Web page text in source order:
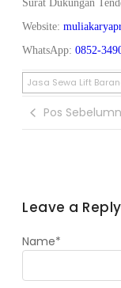
Surat Dukungan
Website:
WhatsApp: 0852-
Jasa Sewa Lift
Pos
Leave a Reply
Name*